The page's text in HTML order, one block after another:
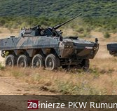
Żołnierze PKW